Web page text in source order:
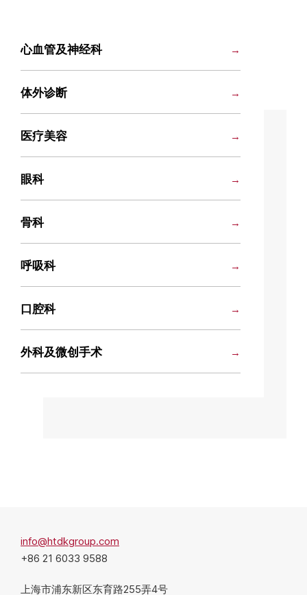
心血管及神经科
体外诊断
医疗美容
眼科
骨科
呼吸科
口腔科
外科及微创手术
info@htdkgroup.com
+86 21 6033 9588
上海市浦东新区东育路255弄4号